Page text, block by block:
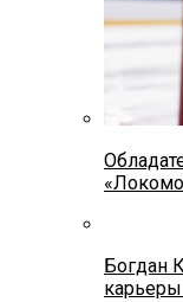
Богдан